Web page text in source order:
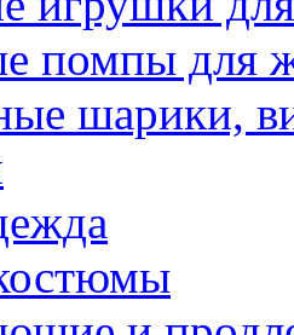
помпы для
шарики,